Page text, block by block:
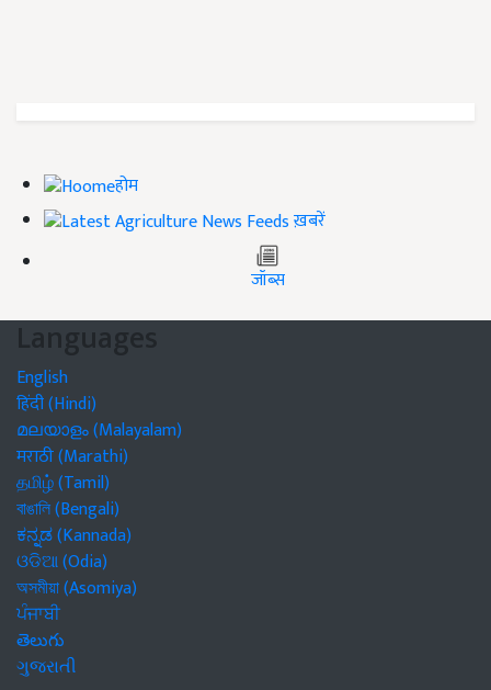
होम
ख़बरें
जॉब्स
Languages
English
हिंदी (Hindi)
മലയാളം (Malayalam)
मराठी (Marathi)
தமிழ் (Tamil)
বাঙালি (Bengali)
ಕನ್ನಡ (Kannada)
ଓଡିଆ (Odia)
অসমীয়া (Asomiya)
ਪੰਜਾਬੀ
తెలుగు
ગુજરાતી